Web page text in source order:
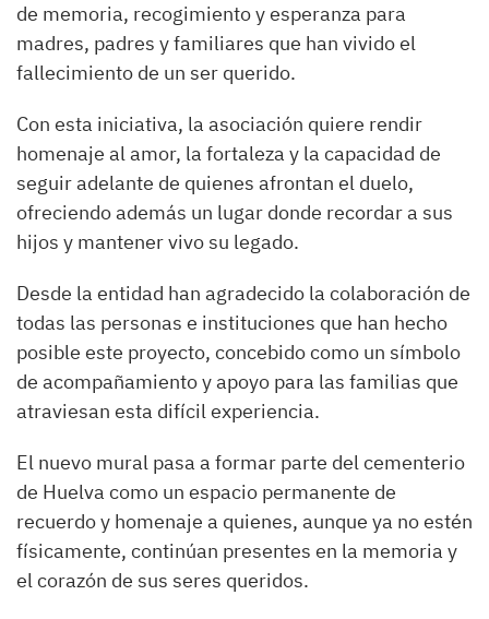
de memoria, recogimiento y esperanza para
madres, padres y familiares que han vivido el
fallecimiento de un ser querido.
Con esta iniciativa, la asociación quiere rendir
homenaje al amor, la fortaleza y la capacidad de
seguir adelante de quienes afrontan el duelo,
ofreciendo además un lugar donde recordar a sus
hijos y mantener vivo su legado.
Desde la entidad han agradecido la colaboración de
todas las personas e instituciones que han hecho
posible este proyecto, concebido como un símbolo
de acompañamiento y apoyo para las familias que
atraviesan esta difícil experiencia.
El nuevo mural pasa a formar parte del cementerio
de Huelva como un espacio permanente de
recuerdo y homenaje a quienes, aunque ya no estén
físicamente, continúan presentes en la memoria y
el corazón de sus seres queridos.